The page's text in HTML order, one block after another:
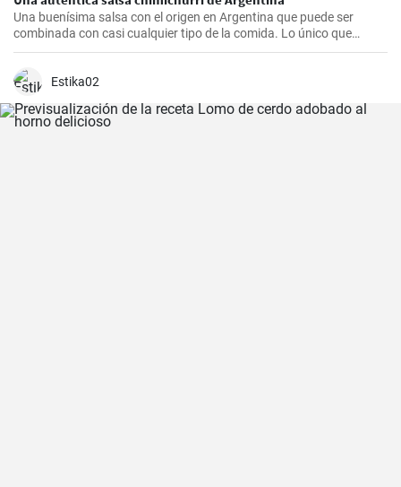
Una buenísima salsa con el origen en Argentina que puede ser
combinada con casi cualquier tipo de la comida. Lo único que
debería hacer es seguir la receta presente.
Estika02